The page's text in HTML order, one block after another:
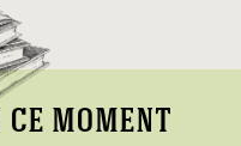
moment